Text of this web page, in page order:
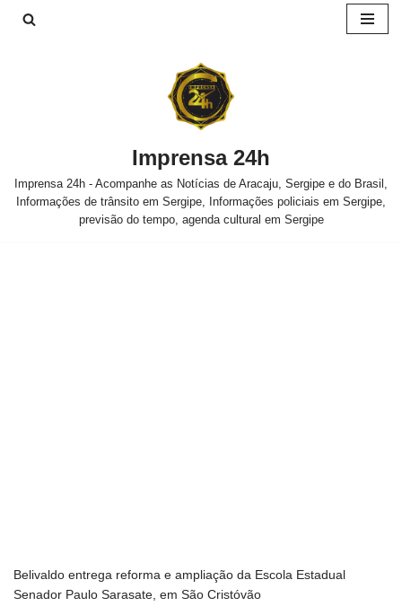
Imprensa 24h
Imprensa 24h - Acompanhe as Notícias de Aracaju, Sergipe e do Brasil,
Informações de trânsito em Sergipe, Informações policiais em Sergipe,
previsão do tempo, agenda cultural em Sergipe
Belivaldo entrega reforma e ampliação da Escola Estadual
Senador Paulo Sarasate, em São Cristóvão